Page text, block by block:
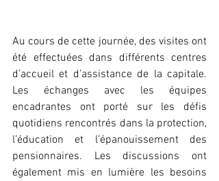
Au cours de cette journée, des visites ont
été effectuées dans différents centres
d’accueil et d’assistance de la capitale.
Les échanges avec les équipes
encadrantes ont porté sur les défis
quotidiens rencontrés dans la protection,
l’éducation et l’épanouissement des
pensionnaires. Les discussions ont
également mis en lumière les besoins